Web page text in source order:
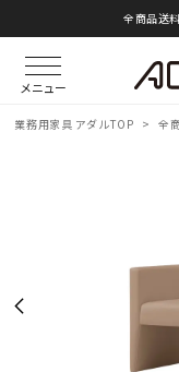
全商品送
メニュー
業務用家具 アダルTOP > 全